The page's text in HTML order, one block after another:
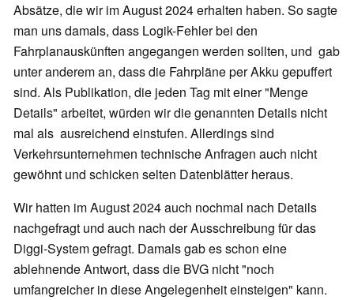
Absätze, die wir im August 2024 erhalten haben. So sagte
man uns damals, dass Logik-Fehler bei den
Fahrplanauskünften angegangen werden sollten, und gab
unter anderem an, dass die Fahrpläne per Akku gepuffert
sind. Als Publikation, die jeden Tag mit einer "Menge
Details" arbeitet, würden wir die genannten Details nicht
mal als ausreichend einstufen. Allerdings sind
Verkehrsunternehmen technische Anfragen auch nicht
gewöhnt und schicken selten Datenblätter heraus.
Wir hatten im August 2024 auch nochmal nach Details
nachgefragt und auch nach der Ausschreibung für das
Diggi-System gefragt. Damals gab es schon eine
ablehnende Antwort, dass die BVG nicht "noch
umfangreicher in diese Angelegenheit einsteigen" kann.